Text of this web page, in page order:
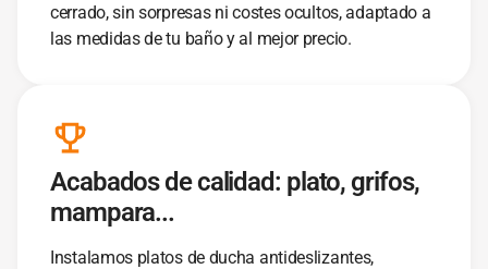
cerrado, sin sorpresas ni costes ocultos, adaptado a
las medidas de tu baño y al mejor precio.
Acabados de calidad: plato, grifos,
mampara...
Instalamos platos de ducha antideslizantes,